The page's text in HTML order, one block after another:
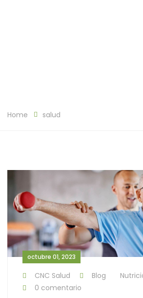
Home salud
octubre 01, 2023
CNC Salud Blog
0 comentario